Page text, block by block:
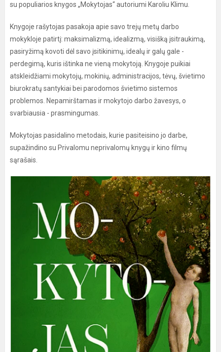
su populiarios knygos „Mokytojas“ autoriumi Karoliu Klimu.
Knygoje rašytojas pasakoja apie savo trejų metų darbo
mokykloje patirtį: maksimalizmą, idealizmą, visišką įsitraukimą,
pasiryžimą kovoti dėl savo įsitikinimų, idealų ir galų gale -
perdegimą, kuris ištinka ne vieną mokytoją. Knygoje puikiai
atskleidžiami mokytojų, mokinių, administracijos, tėvų, švietimo
biurokratų santykiai bei parodomos švietimo sistemos
problemos. Nepamirštamas ir mokytojo darbo žavesys, o
svarbiausia - prasmingumas.
Mokytojas pasidalino metodais, kurie pasiteisino jo darbe,
supažindino su Privalomu neprivalomų knygų ir kino filmų
sąrašais.